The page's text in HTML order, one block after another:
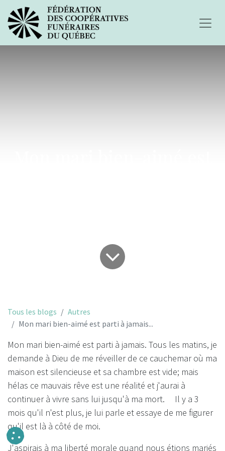
Tous les blogs
Autres
Mon mari bien-aimé est parti à jamais...
Mon mari bien-aimé est parti à jamais. Tous les matins, je
demande à Dieu de me réveiller de ce cauchemar où ma
maison est silencieuse et sa chambre est vide; mais
hélas ce mauvais rêve est une réalité et j'aurai à
continuer à vivre sans lui jusqu'à ma mort. Il y a 3
mois qu'il n'est plus, je lui parle et essaye de me figurer
qu'il est là à côté de moi.
J'aspirais à ma liberté morale quand nous étions mariés